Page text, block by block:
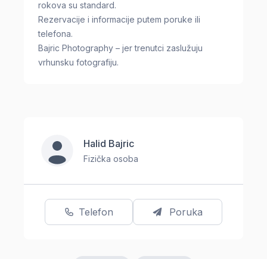
rokova su standard.
Rezervacije i informacije putem poruke ili
telefona.
Bajric Photography – jer trenutci zaslužuju
vrhunsku fotografiju.
Halid Bajric
Fizička osoba
Telefon Poruka